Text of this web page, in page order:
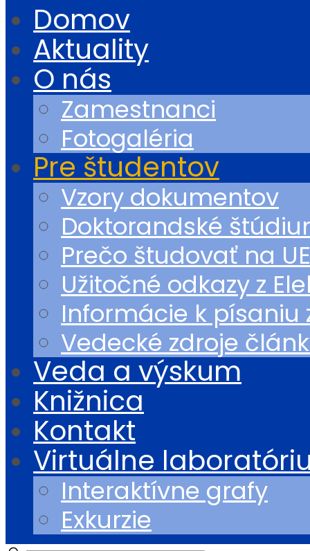
Domov
Aktuality
O nás
Zamestnanci
Fotogaléria
Pre študentov
Vzory dokumentov
Doktorandské
Prečo študovať na
Užitočné odkazy z
Informácie k
Vedecké zdroje
Veda a výskum
Knižnica
Kontakt
Virtuálne
Interaktívne grafy
Exkurzie